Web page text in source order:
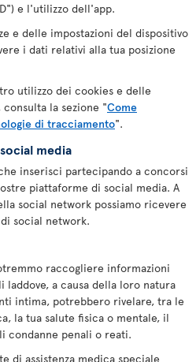
e l'utilizzo dell'app.
e delle impostazioni del dispositivo
i dati relativi alla tua posizione
utilizzo dei cookies e delle
la sezione "Come
di tracciamento".
media
inserisci partecipando a concorsi
piattaforme di social media. A
social network possiamo ricevere
social network.
raccogliere informazioni
a causa della loro natura
intima, potrebbero rivelare, tra le
la tua salute fisica o mentale, il
condanne penali o reati.
di assistenza medica speciale